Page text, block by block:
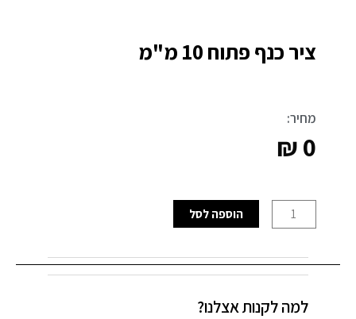
ציר כנף פתוח 10 מ"מ
מחיר:
₪0
של
כנף
10
הוספה לסל
למה לקנות אצלנו?